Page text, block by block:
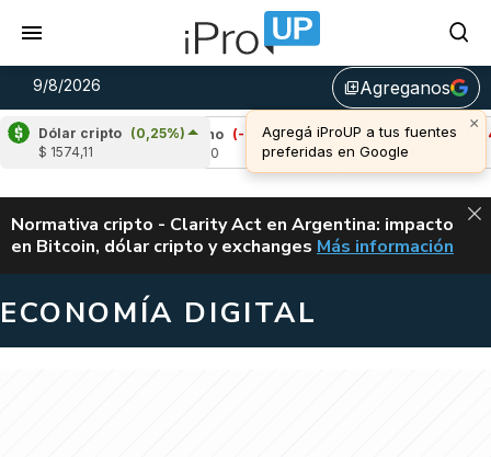
9/8/2026 library_addAgreganos
Dólar cripto (0,25%)
$ 1574,11
Cardano (-1,54%)
Avalanche (-1,46%)
u$s 6,46
ALERTA
Normativa cripto - Clarity Act en Argentina: impacto
en Bitcoin, dólar cripto y exchanges CLARITY ACT EN
Más información
ECONOMÍA DIGITAL